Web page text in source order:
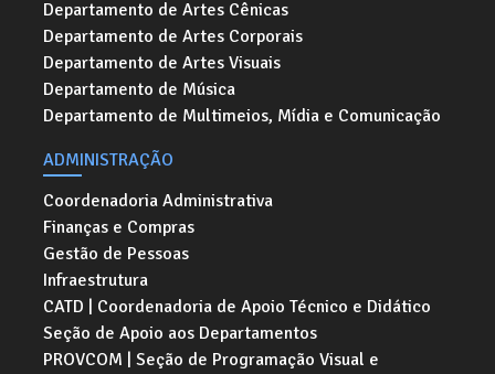
Departamento de Artes Cênicas
Departamento de Artes Corporais
Departamento de Artes Visuais
Departamento de Música
Departamento de Multimeios, Mídia e Comunicação
ADMINISTRAÇÃO
Coordenadoria Administrativa
Finanças e Compras
Gestão de Pessoas
Infraestrutura
CATD | Coordenadoria de Apoio Técnico e Didático
Seção de Apoio aos Departamentos
PROVCOM | Seção de Programação Visual e